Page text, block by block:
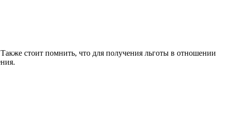
стоит помнить, что для получения льготы в отношении